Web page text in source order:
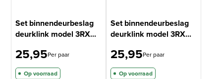
Set binnendeurbeslag
deurklink model 3RX...
25,95Per paar
Op voorraad
Set binnendeurbeslag
deurklink model 3RX...
25,95Per paar
Op voorraad